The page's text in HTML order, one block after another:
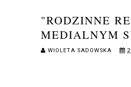
"RODZINNE
MEDIALNYM
WIOLETA SADOWSKA